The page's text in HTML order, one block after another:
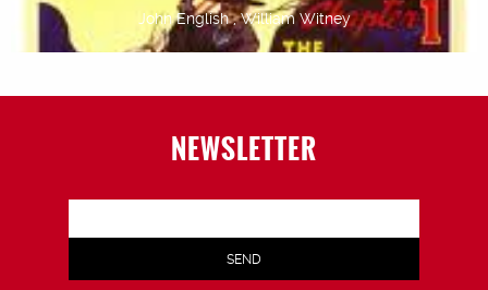
John English , William Witney
NEWSLETTER